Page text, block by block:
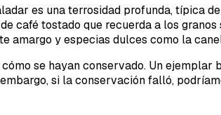
es una terrosidad profunda, típica
café tostado que recuerda a los
amargo y especias dulces como la
se hayan conservado. Un ejemplar
si la conservación falló,